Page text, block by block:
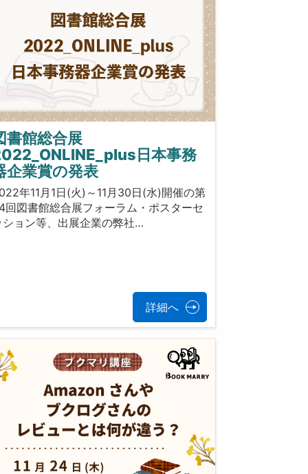
書館総合展
日本事務
企業賞の発表
年11月1日(火)～11月30日(水)開催の第
回図書館総合展フォーラム・ポスターセ
ション等、出展企業の弊社…
詳細へ